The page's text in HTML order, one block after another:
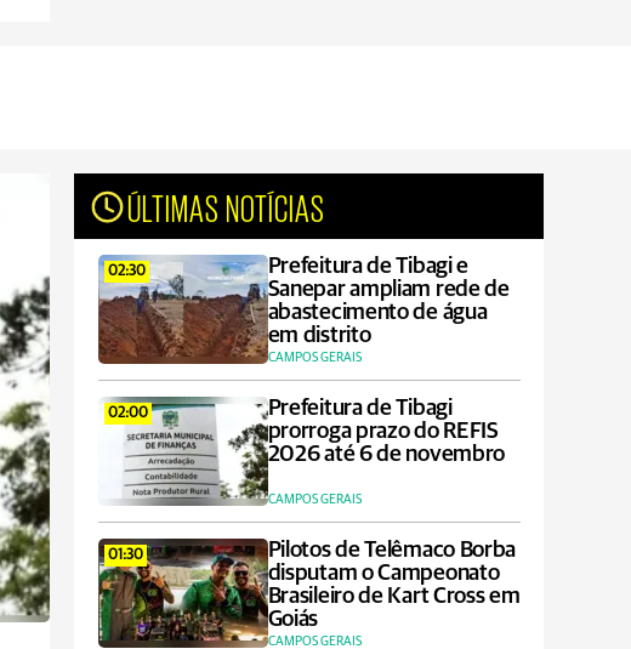
ÚLTIMAS NOTÍCIAS
02:30
Prefeitura de Tibagi e
Sanepar ampliam rede de
abastecimento de água
em distrito
CAMPOS GERAIS
02:00
Prefeitura de Tibagi
prorroga prazo do REFIS
2026 até 6 de novembro
CAMPOS GERAIS
01:30
Pilotos de Telêmaco Borba
disputam o Campeonato
Brasileiro de Kart Cross em
Goiás
CAMPOS GERAIS